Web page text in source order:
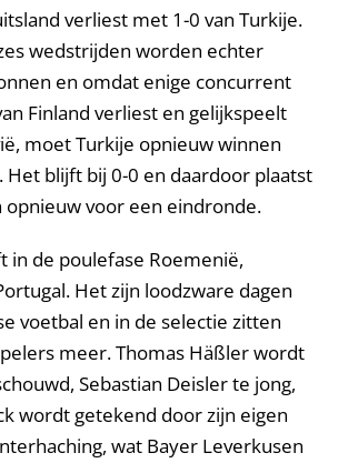
verliest met 1-0 van Turkije.
wedstrijden worden echter
en omdat enige concurrent
Finland verliest en gelijkspeelt
moet Turkije opnieuw winnen
Het blijft bij 0-0 en daardoor plaatst
opnieuw voor een eindronde.
in de poulefase Roemenië,
Het zijn loodzware dagen
voetbal en in de selectie zitten
meer. Thomas Häßler wordt
Sebastian Deisler te jong,
wordt getekend door zijn eigen
wat Bayer Leverkusen